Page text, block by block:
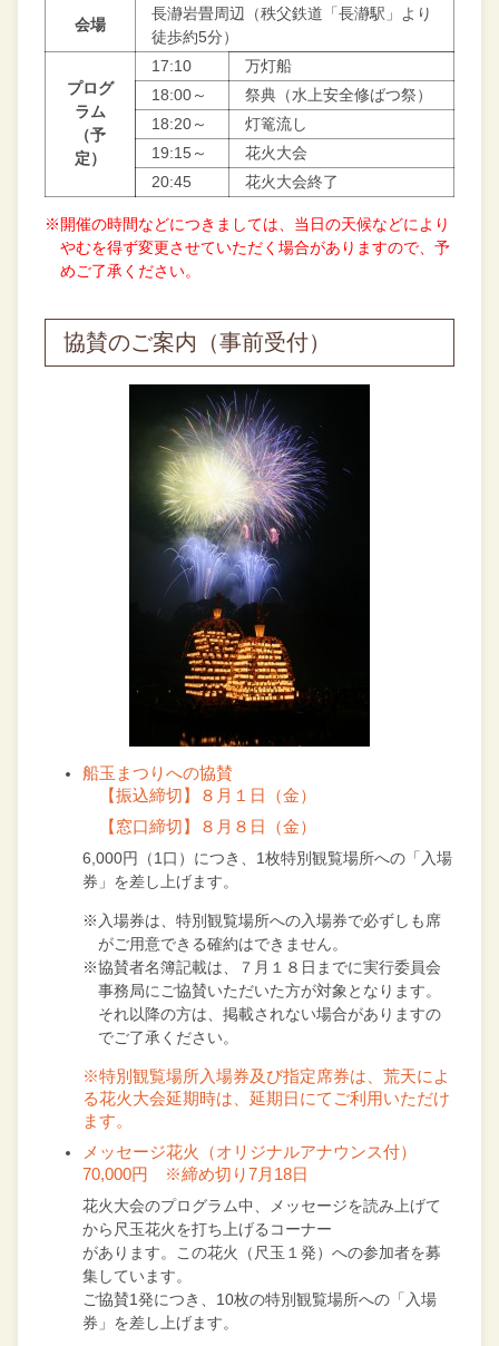
会場
長瀞岩畳周辺（秩父鉄道「長瀞駅」より
徒歩約5分）
プログ
ラム
（予
定）
17:10
万灯船
18:00～
祭典（水上安全修ばつ祭）
18:20～
灯篭流し
19:15～
花火大会
20:45
花火大会終了
※開催の時間などにつきましては、当日の天候などにより
やむを得ず変更させていただく場合がありますので、予
めご了承ください。
協賛のご案内（事前受付）
船玉まつりへの協賛
【振込締切】８月１日（金）
【窓口締切】８月８日（金）
6,000円（1口）につき、1枚特別観覧場所への「入場
券」を差し上げます。
※入場券は、特別観覧場所への入場券で必ずしも席
がご用意できる確約はできません。
※協賛者名簿記載は、７月１８日までに実行委員会
事務局にご協賛いただいた方が対象となります。
それ以降の方は、掲載されない場合がありますの
でご了承ください。
※特別観覧場所入場券及び指定席券は、荒天によ
る花火大会延期時は、延期日にてご利用いただけ
ます。
メッセージ花火（オリジナルアナウンス付）
70,000円
※締め切り7月18日
花火大会のプログラム中、メッセージを読み上げて
から尺玉花火を打ち上げるコーナー
があります。この花火（尺玉１発）への参加者を募
集しています。
ご協賛1発につき、10枚の特別観覧場所への「入場
券」を差し上げます。